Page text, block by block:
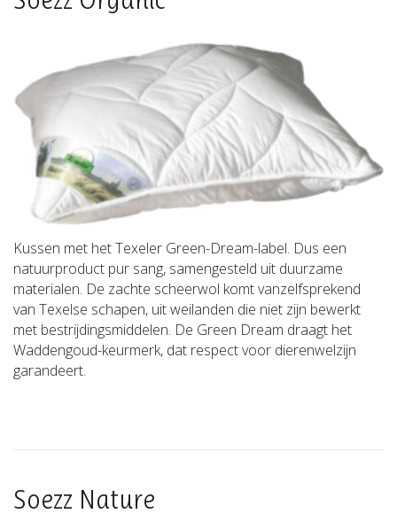
Kussen met het Texeler Green-Dream-label. Dus een
natuurproduct pur sang, samengesteld uit duurzame
materialen. De zachte scheerwol komt vanzelfsprekend
van Texelse schapen, uit weilanden die niet zijn bewerkt
met bestrijdingsmiddelen. De Green Dream draagt het
Waddengoud-keurmerk, dat respect voor dierenwelzijn
garandeert.
Soezz Nature